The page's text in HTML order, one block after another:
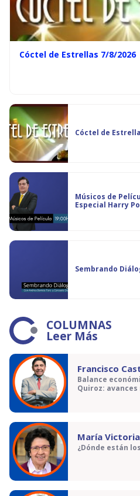
Cóctel de Estrellas 7/8/2026
Cóctel de
Músicos de
Especial Harry
Sembrando
COLUMNAS
Leer Más
Francisco
Balance
Quiroz:
María
¿Dónde están